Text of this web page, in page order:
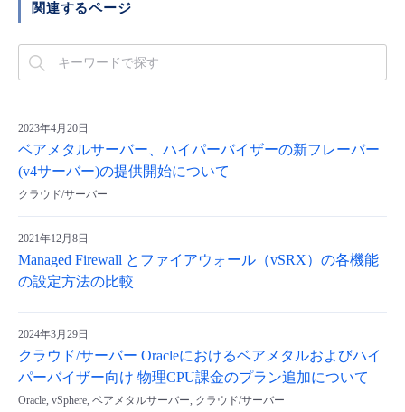
関連するページ
2023年4月20日
ベアメタルサーバー、ハイパーバイザーの新フレーバー
(v4サーバー)の提供開始について
クラウド/サーバー
2021年12月8日
Managed Firewall とファイアウォール（vSRX）の各機能
の設定方法の比較
2024年3月29日
クラウド/サーバー Oracleにおけるベアメタルおよびハイ
パーバイザー向け 物理CPU課金のプラン追加について
Oracle, vSphere, ベアメタルサーバー, クラウド/サーバー